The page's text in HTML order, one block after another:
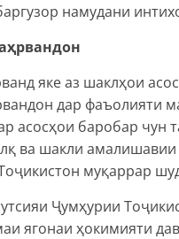
намудани
яке аз шаклҳои
дар фаъолияти
асосҳои баробар чун
ва шакли
муқаррар
Ҷумҳурии
ягонаи ҳокимияти